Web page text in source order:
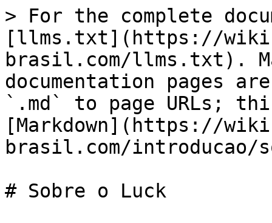
> For the complete
[llms.txt](https://
brasil.com/llms.txt).
documentation pages
`.md` to page URLs;
[Markdown](https://
brasil.com/introducao/
# Sobre o Luck